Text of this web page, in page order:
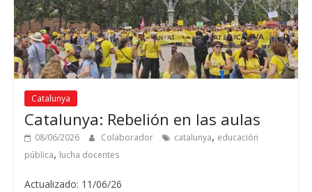
Catalunya
Catalunya: Rebelión en las aulas
08/06/2026 Colaborador catalunya, educación
pública, lucha docentes
Actualizado: 11/06/26